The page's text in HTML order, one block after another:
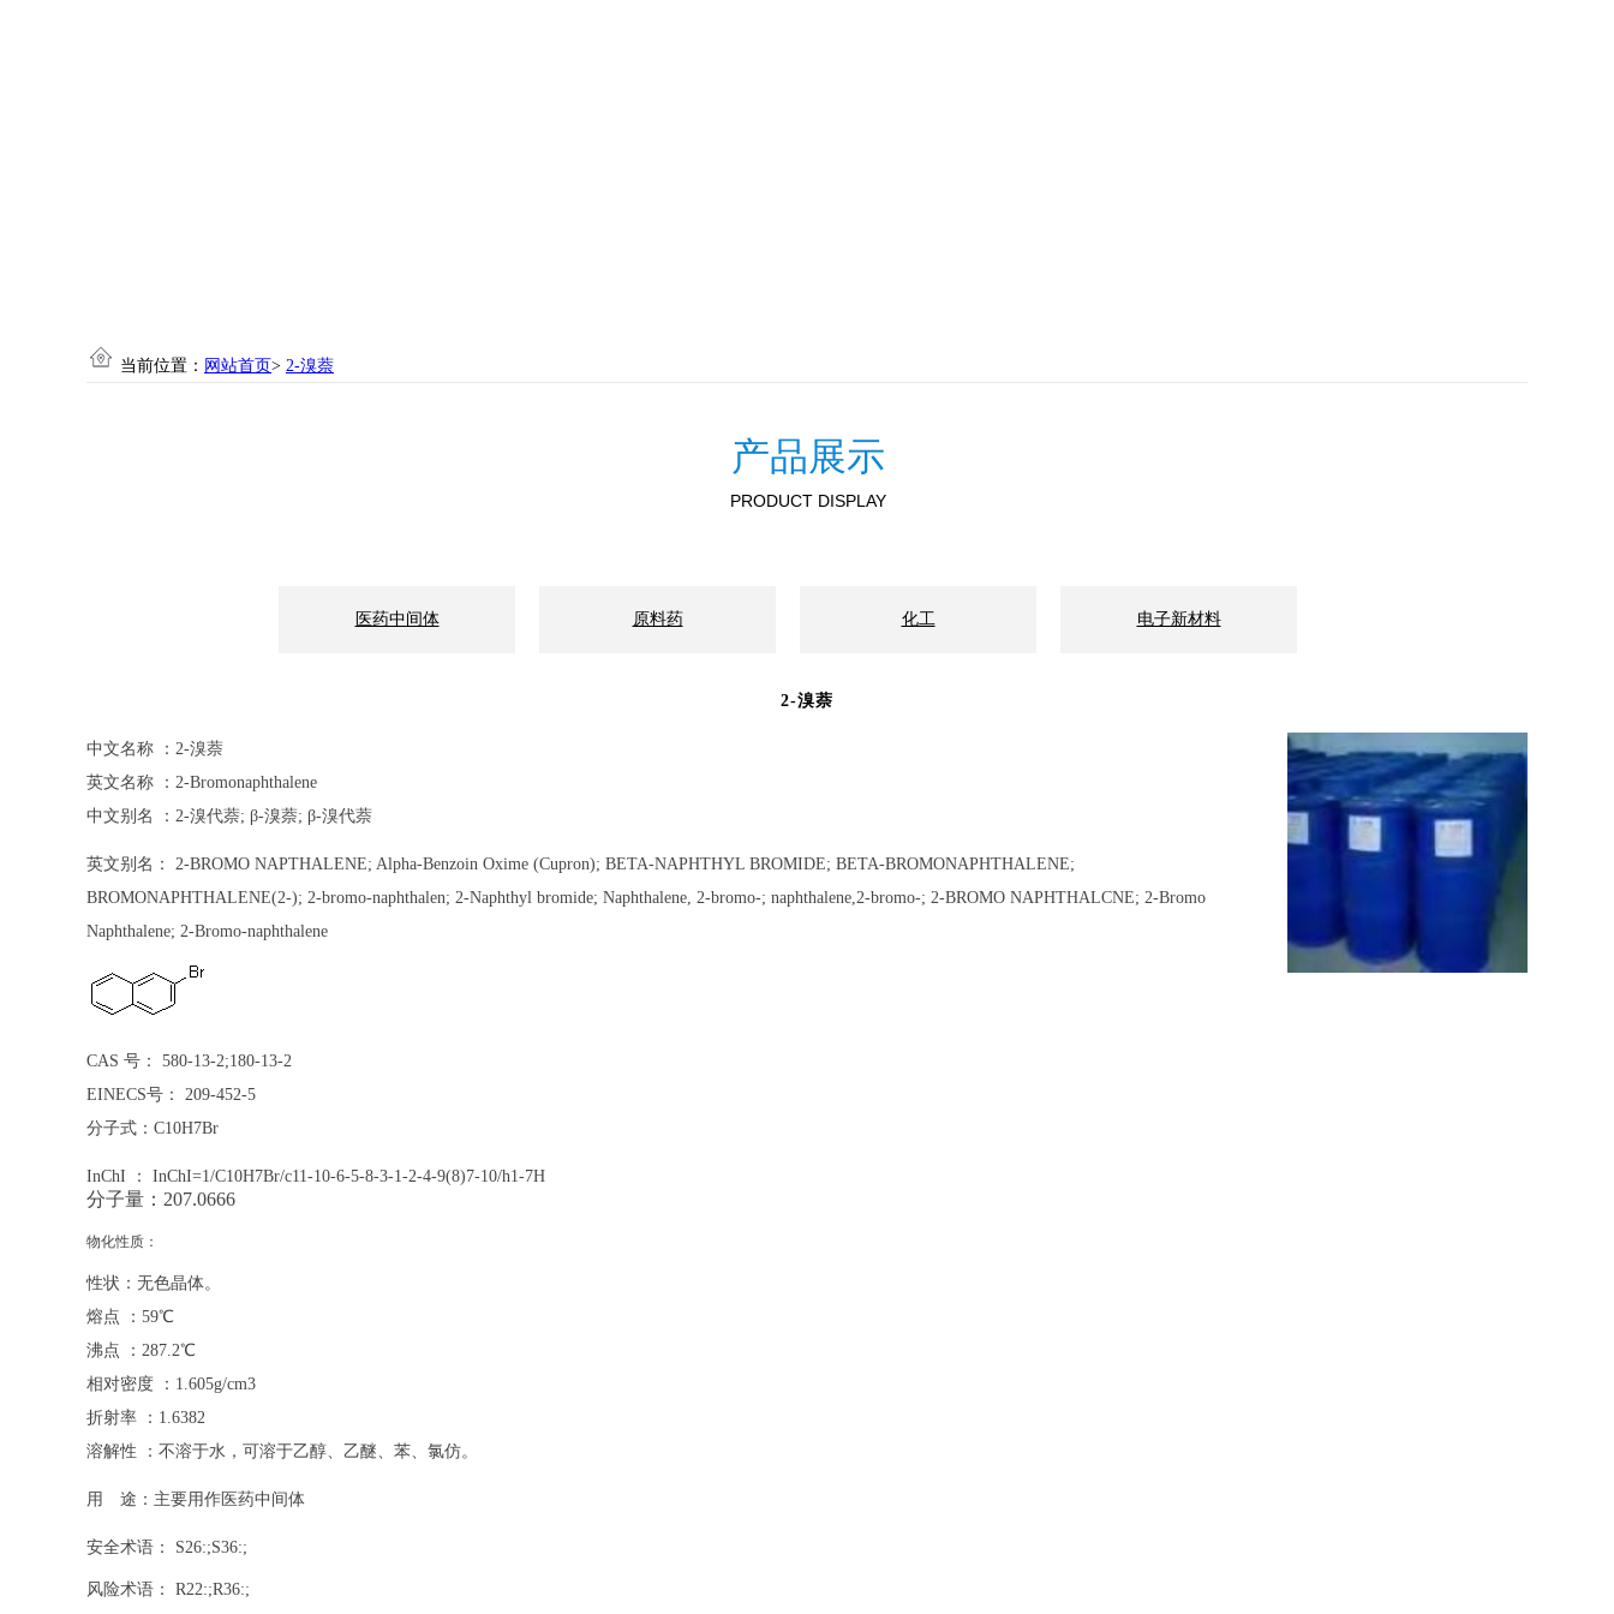
当前位置： 网站首页> 2-溴萘
PRODUCT DISPLAY
产品展示
医药中间体 原料药 化工 电子新材料
2-溴萘
中文名称 ：2-溴萘
英文名称 ：2-Bromonaphthalene
中文别名 ：2-溴代萘; β-溴萘; β-溴代萘
英文别名： 2-BROMO NAPTHALENE; Alpha-Benzoin Oxime (Cupron); BETA-NAPHTHYL BROMIDE; BETA-BROMONAPHTHALENE;
BROMONAPHTHALENE(2-); 2-bromo-naphthalen; 2-Naphthyl bromide; Naphthalene, 2-bromo-; naphthalene,2-bromo-; 2-BROMO NAPHTHALCNE; 2-Bromo
Naphthalene; 2-Bromo-naphthalene
CAS 号： 580-13-2;180-13-2
EINECS号： 209-452-5
分子式：C10H7Br
InChI ： InChI=1/C10H7Br/c11-10-6-5-8-3-1-2-4-9(8)7-10/h1-7H
分子量：207.0666
物化性质：
性状：无色晶体。
熔点 ：59℃
沸点 ：287.2℃
相对密度 ：1.605g/cm3
折射率 ：1.6382
溶解性 ：不溶于水，可溶于乙醇、乙醚、苯、氯仿。
用 途：主要用作医药中间体
安全术语： S26:;S36:;
风险术语： R22:;R36:;
伟信医药
GREAT INNOVATION PHARMA